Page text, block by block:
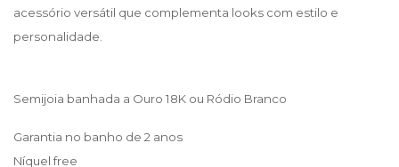
acessório versátil que complementa looks com estilo e
personalidade.
Semijoia banhada a Ouro 18K ou Ródio Branco
Garantia no banho de 2 anos
Níquel free